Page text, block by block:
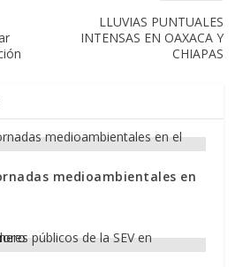
LLUVIAS PUNTUALES
INTENSAS EN OAXACA Y
CHIAPAS
medioambientales en